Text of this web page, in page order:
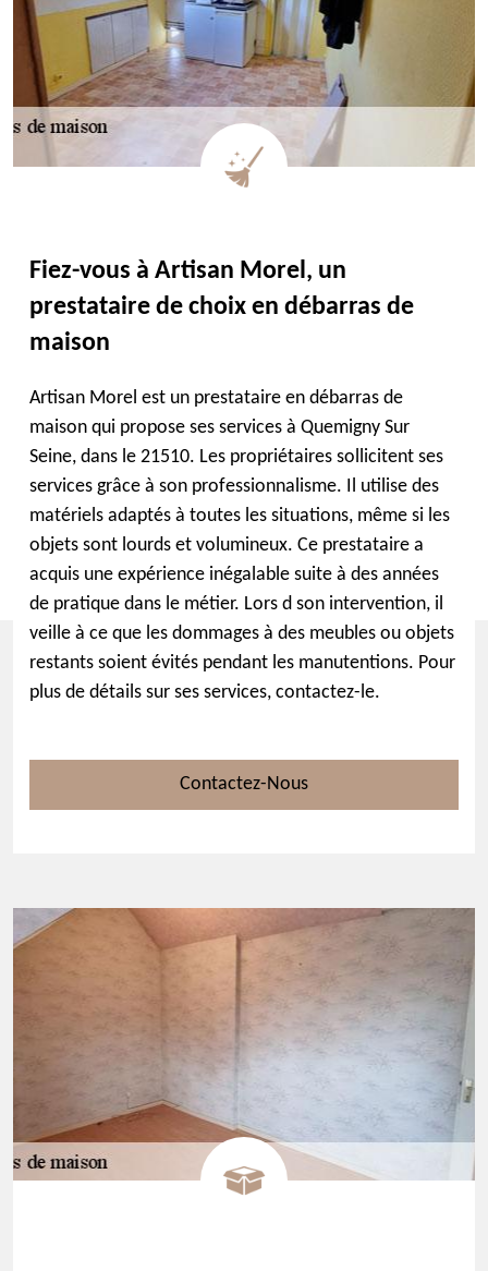
Fiez-vous à Artisan Morel, un
prestataire de choix en débarras de
maison
Artisan Morel est un prestataire en débarras de
maison qui propose ses services à Quemigny Sur
Seine, dans le 21510. Les propriétaires sollicitent ses
services grâce à son professionnalisme. Il utilise des
matériels adaptés à toutes les situations, même si les
objets sont lourds et volumineux. Ce prestataire a
acquis une expérience inégalable suite à des années
de pratique dans le métier. Lors d son intervention, il
veille à ce que les dommages à des meubles ou objets
restants soient évités pendant les manutentions. Pour
plus de détails sur ses services, contactez-le.
Contactez-Nous